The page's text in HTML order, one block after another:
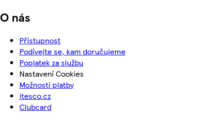
O nás
Přístupnost
Podívejte se, kam doručujeme
Poplatek za službu
Nastavení Cookies
Možnosti platby
itesco.cz
Clubcard